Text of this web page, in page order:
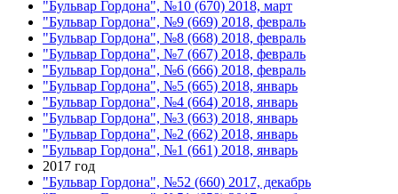
"Бульвар Гордона", №10 (670) 2018, март
"Бульвар Гордона", №9 (669) 2018, февраль
"Бульвар Гордона", №8 (668) 2018, февраль
"Бульвар Гордона", №7 (667) 2018, февраль
"Бульвар Гордона", №6 (666) 2018, февраль
"Бульвар Гордона", №5 (665) 2018, январь
"Бульвар Гордона", №4 (664) 2018, январь
"Бульвар Гордона", №3 (663) 2018, январь
"Бульвар Гордона", №2 (662) 2018, январь
"Бульвар Гордона", №1 (661) 2018, январь
2017 год
"Бульвар Гордона", №52 (660) 2017, декабрь